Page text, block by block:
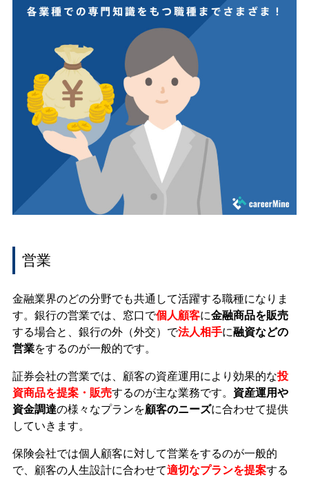
営業
金融業界のどの分野でも共通して活躍する職種になりま
す。銀行の営業では、窓口で個人顧客に金融商品を販売
する場合と、銀行の外（外交）で法人相手に融資などの
営業をするのが一般的です。
証券会社の営業では、顧客の資産運用により効果的な投
資商品を提案・販売するのが主な業務です。 資産運用や
資金調達の様々なプランを顧客のニーズに合わせて提供
していきます。
保険会社では個人顧客に対して営業をするのが一般的
で、顧客の人生設計に合わせて適切なプランを提案する